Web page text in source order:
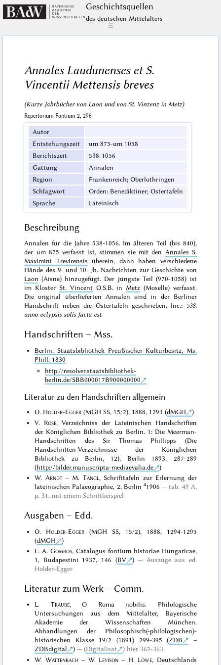
Geschichts­quellen
des deutschen Mittelalters
☰
Annales Laudunenses et S.
Vincentii Mettensis breves
(Kurze Jahrbücher von Laon und von St. Vinzenz in Metz)
Repertorium Fontium 2, 296
Autor
Entstehungszeit
um 875-um 1058
Berichtszeit
538-1056
Gattung
Annalen
Region
Frankenreich; Oberlothringen
Schlagwort
Orden: Benediktiner; Ostertafeln
Sprache
Lateinisch
Beschreibung
Annalen für die Jahre 538-1056. Im älteren Teil (bis 840),
der um 875 verfasst ist, stimmen sie mit den Annales S.
Maximini Trevirensis überein, dann haben verschiedene
Hände des 9. und 10. Jh. Nachrichten zur Geschichte von
Laon (Aisne) hinzugefügt. Der jüngste Teil (970-1058) ist
im Kloster St. Vincent O.S.B. in Metz (Moselle) verfasst.
Dieoriginal überlieferten Annalen sind in der Berliner
Handschrift neben die Ostertafeln geschrieben. Inc.: 538.
anno eclypsis solis facta est.
Handschriften – Mss.
Berlin, Staatsbibliothek Preußischer Kulturbesitz, Ms.
Phill. 1830
http://resolver.staatsbibliothek-
berlin.de/SBB000017B900000000
Literatur zu den Handschriften allgemein
O. Holder-Egger (MGH SS, 15/2), 1888, 1293 (dMGH
)
V. Rose, Verzeichniss der Lateinischen Handschriften
der Königlichen Bibliothek zu Berlin. 1: Die Meerman-
Handschriften des Sir Thomas Phillipps (Die
Handschriften-Verzeichnisse der Königlichen
Bibliothek zu Berlin, 12), Berlin 1893, 287-289
(http://bilder.manuscripta-mediaevalia.de
)
W. Arndt– M. Tangl, Schrifttafeln zur Erlernung der
lateinischen Palaeographie, 2, Berlin 41906
tab. 49 A,
p. 31, mit einem Schriftbeispiel
Ausgaben – Edd.
O. Holder-Egger (MGH SS, 15/2), 1888, 1294-1295
(dMGH
)
F. A.Gombos, Catalogus fontium historiae Hungaricae,
1, Budapestini 1937, 146 (BV )
Auszüge aus ed.
Holder-Egger
Literatur zum Werk – Comm.
L. Traube, O Roma nobilis. Philologische
Untersuchungen aus dem Mittelalter, Bayerische
Akademie der Wissenschaften München.
Abhandlungen der Philosophisch(-philologischen)-
historischen Klasse 19/2 (1891) 299-395 (ZDB
–
ZDBdigital
) (Digitalisat
) hier 362-363
W. Wattenbach– W. Levison – H. Löwe, Deutschlands